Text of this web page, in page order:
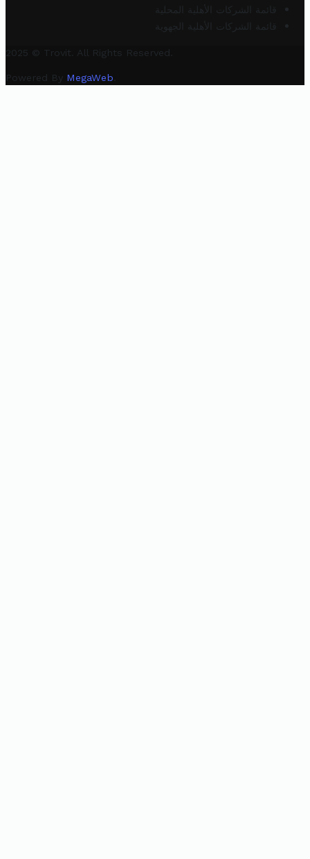
قائمة الشركات الأهلية المحلية
قائمة الشركات الأهلية الجهوية
2025 © Trovit. All Rights Reserved.
Powered By MegaWeb